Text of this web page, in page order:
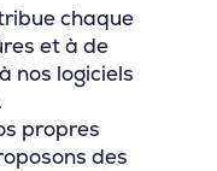
chaque
et à de
nos logiciels
propres
des